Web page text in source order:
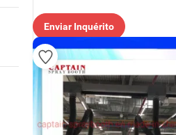
Enviar Inquérito